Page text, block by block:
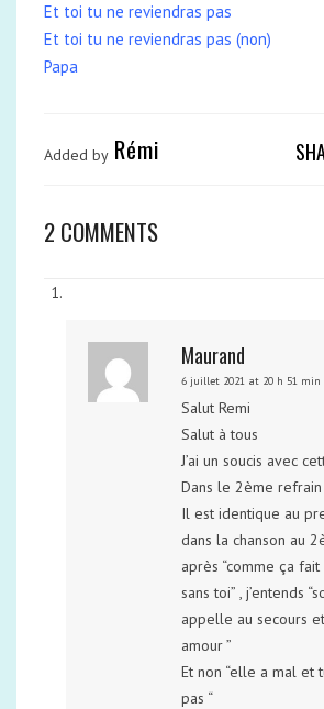
Et toi tu ne reviendras pas
Et toi tu ne reviendras pas (non)
Papa
Added by Rémi
2 COMMENTS
Maurand
6 juillet 2021 at 20 h 51 min
Salut Remi
Salut à tous
J’ai un soucis avec
Dans le 2ème refrain
Il est identique au
dans la chanson au
après “comme ça
sans toi” , j’entends
appelle au secours
amour ”
Et non “elle a mal et
pas “